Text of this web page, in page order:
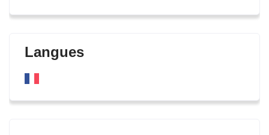
Langues